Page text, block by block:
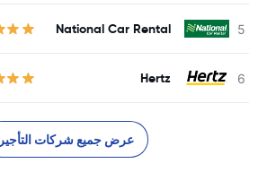
National Car Rental
Hertz
عرض جميع شركات التأجير